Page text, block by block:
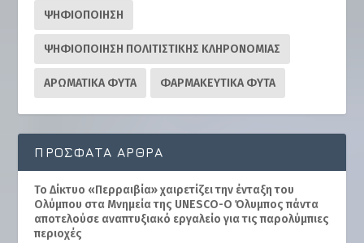
ΨΗΦΙΟΠΟΙΗΣΗ
ΨΗΦΙΟΠΟΙΗΣΗ ΠΟΛΙΤΙΣΤΙΚΗΣ ΚΛΗΡΟΝΟΜΙΑΣ
ΑΡΩΜΑΤΙΚΑ ΦΥΤΑ ΦΑΡΜΑΚΕΥΤΙΚΑ ΦΥΤΑ
ΠΡΌΣΦΑΤΑ ΆΡΘΡΑ
Το Δίκτυο «Περραιβία» χαιρετίζει την ένταξη του
Ολύμπου στα Μνημεία της UNESCO-Ο Όλυμπος πάντα
αποτελούσε αναπτυξιακό εργαλείο για τις παρολύμπιες
περιοχές